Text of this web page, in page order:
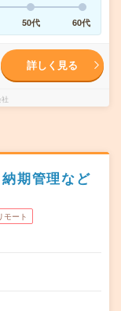
50代 60代
詳しく見る
期管理など
モート